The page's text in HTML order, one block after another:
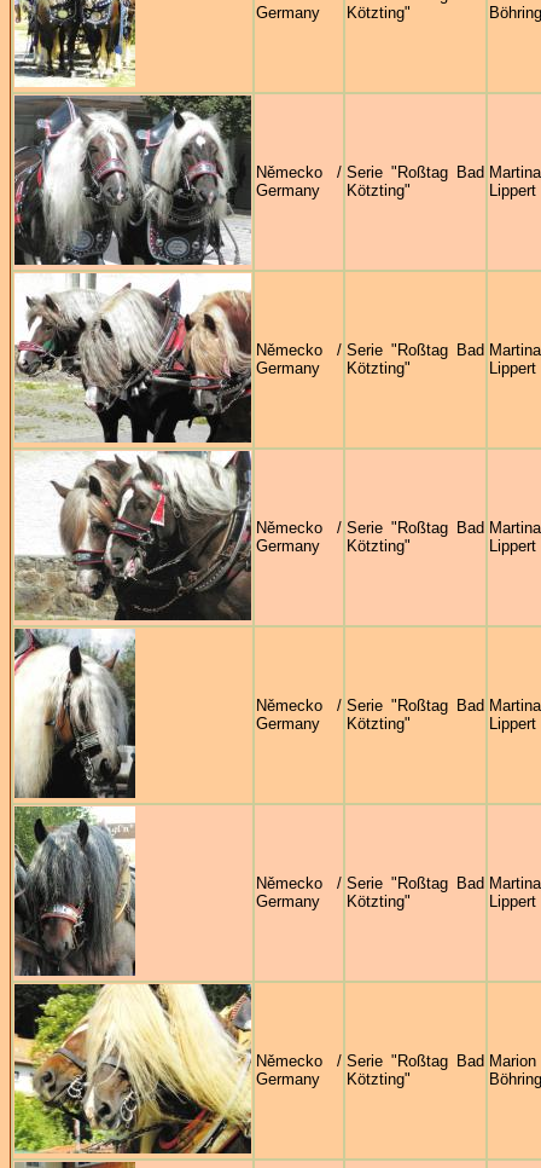
Germany
Kötzting"
Německo /
Germany
Serie "Roßtag Bad
Kötzting"
Martina
Lippert
Německo /
Germany
Serie "Roßtag Bad
Kötzting"
Martina
Lippert
Německo /
Germany
Serie "Roßtag Bad
Kötzting"
Martina
Lippert
Německo /
Germany
Serie "Roßtag Bad
Kötzting"
Martina
Lippert
Německo /
Germany
Serie "Roßtag Bad
Kötzting"
Martina
Lippert
Německo /
Germany
Serie "Roßtag Bad
Kötzting"
Marion